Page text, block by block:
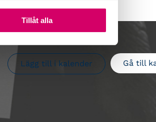
Tillåt alla
Gå till
Lägg till i kalender